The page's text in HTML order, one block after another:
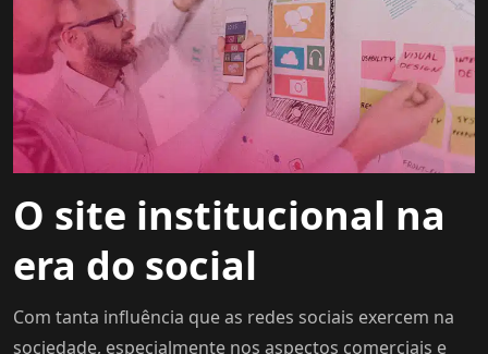
O site institucional na
era do social
Com tanta influência que as redes sociais exercem na
sociedade, especialmente nos aspectos comerciais e